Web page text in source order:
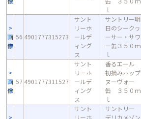
ｌ
画
像
56 4901777315273
サント
リーホ
ールデ
ィング
ス
サントリー明
日のシークヮ
ーサー・サワ
ー缶３５０ｍ
ｌ
画
像
57 4901777311527
サント
リーホ
ールデ
ィング
ス
香るエール
初摘みホップ
ヌーヴォー
缶 ３５０ｍ
ｌ
サント
リーホ
サントリー
デリカメゾン